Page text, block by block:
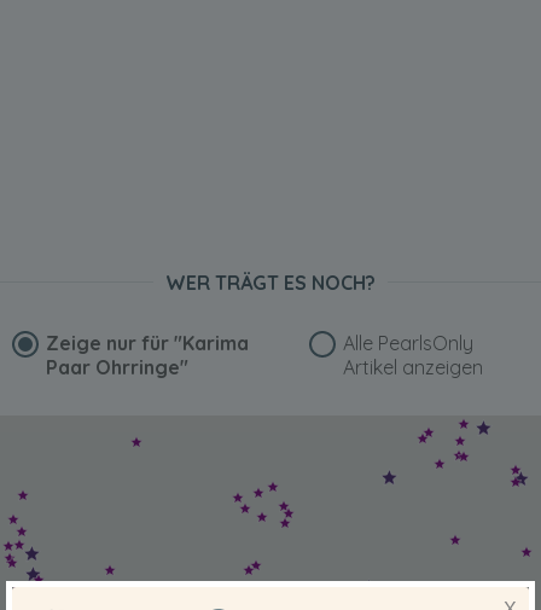
WER TRÄGT ES NOCH?
Zeige nur für "Karima
Paar Ohrringe"
Alle PearlsOnly
Artikel anzeigen